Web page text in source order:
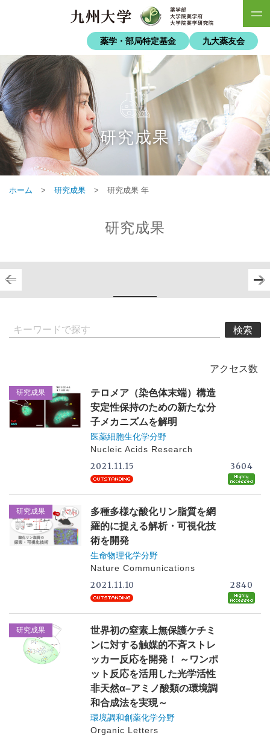
薬学・部局特定基金 九大薬友会
研究成果
ホーム > 研究成果 > 研究成果 年
研究成果
検索
アクセス数
研究成果
テロメア（染色体末端）構造
安定性保持のための新たな分
子メカニズムを解明
医薬細胞生化学分野
Nucleic Acids Research
2021.11.15 3604
研究成果
多種多様な酸化リン脂質を網
羅的に捉える解析・可視化技
術を開発
生命物理化学分野
Nature Communications
2021.11.10 2840
研究成果
世界初の窒素上無保護ケチミ
ンに対する触媒的不斉ストレ
ッカー反応を開発！ ～ワンポ
ット反応を活用した光学活性
非天然α–アミノ酸類の環境調
和合成法を実現～
環境調和創薬化学分野
Organic Letters